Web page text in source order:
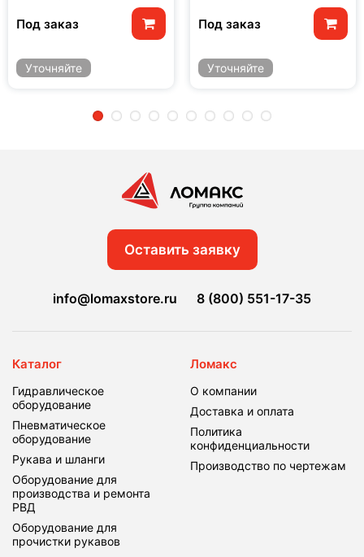
Под заказ
Уточняйте
Под заказ
Уточняйте
Оставить заявку
info@lomaxstore.ru 8 (800) 551-17-35
Каталог
Гидравлическое
оборудование
Пневматическое
оборудование
Рукава и шланги
Оборудование для
производства и ремонта
РВД
Оборудование для
прочистки рукавов
Ломакс
О компании
Доставка и оплата
Политика
конфиденциальности
Производство по чертежам